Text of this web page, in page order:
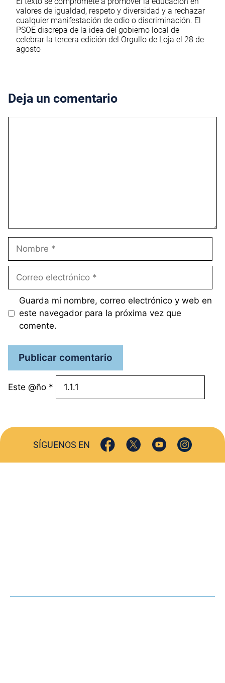
valores de igualdad, respeto y diversidad y a rechazar
cualquier manifestación de odio o discriminación. El
PSOE discrepa de la idea del gobierno local de
celebrar la tercera edición del Orgullo de Loja el 28 de
agosto
Deja un comentario
Nombre
Correo
Guarda mi nombre, correo electrónico y web en
este navegador para la próxima vez que
comente.
Este @ño *
SÍGUENOS EN